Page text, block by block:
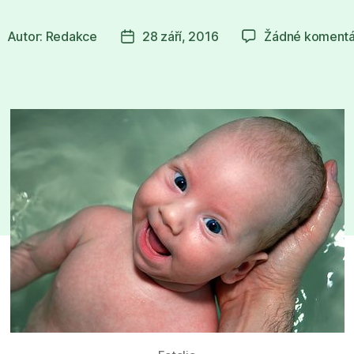
Autor: Redakce
Datum
28 září, 2016 Žádné